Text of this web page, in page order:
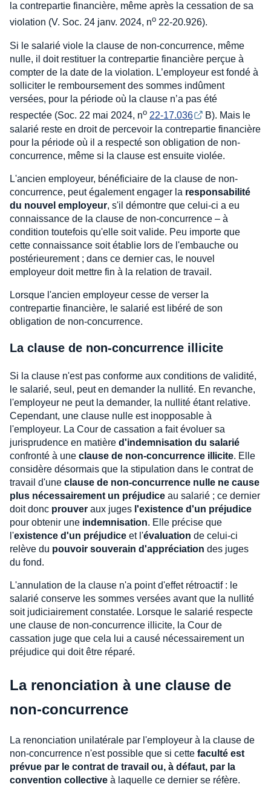
la contrepartie financière, même après la cessation de sa
violation (V. Soc. 24 janv. 2024, no 22-20.926).
Si le salarié viole la clause de non-concurrence, même
nulle, il doit restituer la contrepartie financière perçue à
compter de la date de la violation. L’employeur est fondé à
solliciter le remboursement des sommes indûment
versées, pour la période où la clause n’a pas été
respectée (Soc. 22 mai 2024, no 22-17.036
B). Mais le
salarié reste en droit de percevoir la contrepartie financière
pour la période où il a respecté son obligation de non-
concurrence, même si la clause est ensuite violée.
L'ancien employeur, bénéficiaire de la clause de non-
concurrence, peut également engager la responsabilité
du nouvel employeur, s'il démontre que celui-ci a eu
connaissance de la clause de non-concurrence – à
condition toutefois qu'elle soit valide. Peu importe que
cette connaissance soit établie lors de l'embauche ou
postérieurement ; dans ce dernier cas, le nouvel
employeur doit mettre fin à la relation de travail.
Lorsque l'ancien employeur cesse de verser la
contrepartie financière, le salarié est libéré de son
obligation de non-concurrence.
La clause de non-concurrence illicite
Si la clause n'est pas conforme aux conditions de validité,
le salarié, seul, peut en demander la nullité. En revanche,
l'employeur ne peut la demander, la nullité étant relative.
Cependant, une clause nulle est inopposable à
l'employeur. La Cour de cassation a fait évoluer sa
jurisprudence en matière d'indemnisation du salarié
confronté à une clause de non-concurrence illicite. Elle
considère désormais que la stipulation dans le contrat de
travail d'une clause de non-concurrence nulle ne cause
plus nécessairement un préjudice au salarié ; ce dernier
doit donc prouver aux juges l'existence d'un préjudice
pour obtenir une indemnisation. Elle précise que
l'existence d'un préjudice et l'évaluation de celui-ci
relève du pouvoir souverain d'appréciation des juges
du fond.
L'annulation de la clause n'a point d'effet rétroactif : le
salarié conserve les sommes versées avant que la nullité
soit judiciairement constatée. Lorsque le salarié respecte
une clause de non-concurrence illicite, la Cour de
cassation juge que cela lui a causé nécessairement un
préjudice qui doit être réparé.
La renonciation à une clause de
non-concurrence
La renonciation unilatérale par l'employeur à la clause de
non-concurrence n'est possible que si cette faculté est
prévue par le contrat de travail ou, à défaut, par la
convention collective à laquelle ce dernier se réfère.